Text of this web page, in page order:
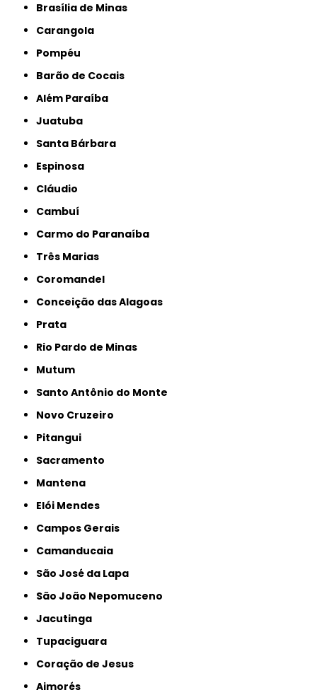
Brasília de Minas
Carangola
Pompéu
Barão de Cocais
Além Paraíba
Juatuba
Santa Bárbara
Espinosa
Cláudio
Cambuí
Carmo do Paranaíba
Três Marias
Coromandel
Conceição das Alagoas
Prata
Rio Pardo de Minas
Mutum
Santo Antônio do Monte
Novo Cruzeiro
Pitangui
Sacramento
Mantena
Elói Mendes
Campos Gerais
Camanducaia
São José da Lapa
São João Nepomuceno
Jacutinga
Tupaciguara
Coração de Jesus
Aimorés